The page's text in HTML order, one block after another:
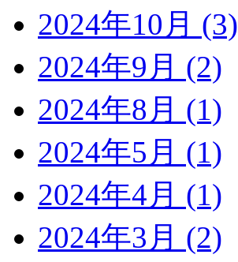
2024年10月 (3)
2024年9月 (2)
2024年8月 (1)
2024年5月 (1)
2024年4月 (1)
2024年3月 (2)